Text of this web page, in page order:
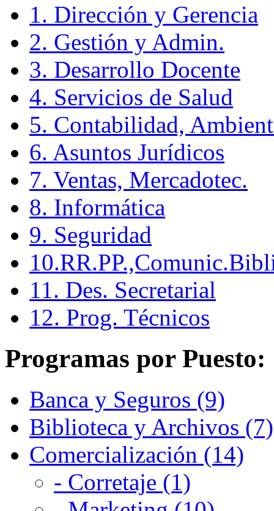
1. Dirección y Gerencia
2. Gestión y Admin.
3. Desarrollo Docente
4. Servicios de Salud
5. Contabilidad,
6. Asuntos Jurídicos
7. Ventas, Mercadotec.
8. Informática
9. Seguridad
11. Des. Secretarial
12. Prog. Técnicos
Programas por Puesto:
Banca y Seguros (9)
Biblioteca y Archivos (7)
Comercialización (14)
- Corretaje (1)